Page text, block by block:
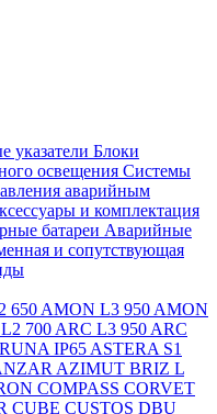
указатели Блоки
освещения Системы
аварийным
и комплектация
батареи Аварийные
и сопутствующая
650 AMON L3 950 AMON
700 ARC L3 950 ARC
IP65 ASTERA S1
AZIMUT BRIZ L
COMPASS CORVET
CUBE CUSTOS DBU